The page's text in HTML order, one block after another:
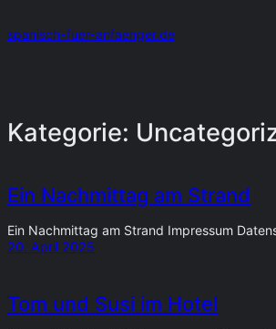
Inhalt
springen
spanisch-fuer-anfaenger.de
Kategorie:
Ein Nachmittag am Strand
Ein Nachmittag am Strand Impressum
20. April 2025
Tom und Susi im Hotel